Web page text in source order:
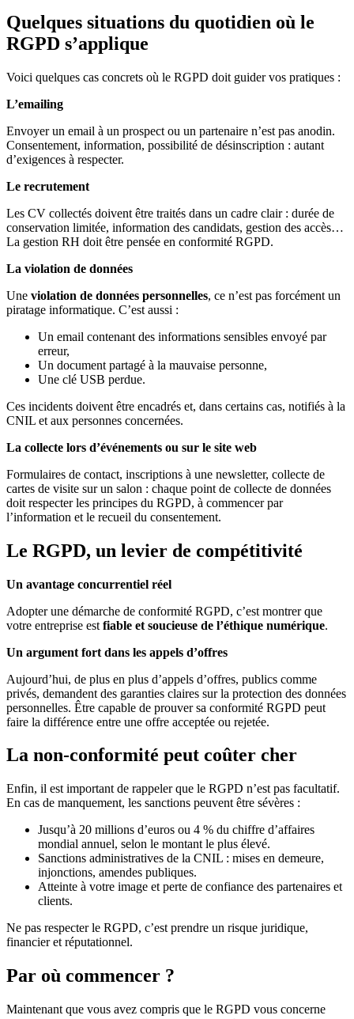
Quelques situations du quotidien où le
RGPD s’applique
Voici quelques cas concrets où le RGPD doit guider vos pratiques :
L’emailing
Envoyer un email à un prospect ou un partenaire n’est pas anodin.
Consentement, information, possibilité de désinscription : autant
d’exigences à respecter.
Le recrutement
Les CV collectés doivent être traités dans un cadre clair : durée de
conservation limitée, information des candidats, gestion des accès…
La gestion RH doit être pensée en conformité RGPD.
La violation de données
Une violation de données personnelles, ce n’est pas forcément un
piratage informatique. C’est aussi :
Un email contenant des informations sensibles envoyé par
erreur,
Un document partagé à la mauvaise personne,
Une clé USB perdue.
Ces incidents doivent être encadrés et, dans certains cas, notifiés à la
CNIL et aux personnes concernées.
La collecte lors d’événements ou sur le site web
Formulaires de contact, inscriptions à une newsletter, collecte de
cartes de visite sur un salon : chaque point de collecte de données
doit respecter les principes du RGPD, à commencer par
l’information et le recueil du consentement.
Le RGPD, un levier de compétitivité
Un avantage concurrentiel réel
Adopter une démarche de conformité RGPD, c’est montrer que
votre entreprise est fiable et soucieuse de l’éthique numérique.
Un argument fort dans les appels d’offres
Aujourd’hui, de plus en plus d’appels d’offres, publics comme
privés, demandent des garanties claires sur la protection des données
personnelles. Être capable de prouver sa conformité RGPD peut
faire la différence entre une offre acceptée ou rejetée.
La non-conformité peut coûter cher
Enfin, il est important de rappeler que le RGPD n’est pas facultatif.
En cas de manquement, les sanctions peuvent être sévères :
Jusqu’à 20 millions d’euros ou 4 % du chiffre d’affaires
mondial annuel, selon le montant le plus élevé.
Sanctions administratives de la CNIL : mises en demeure,
injonctions, amendes publiques.
Atteinte à votre image et perte de confiance des partenaires et
clients.
Ne pas respecter le RGPD, c’est prendre un risque juridique,
financier et réputationnel.
Par où commencer ?
Maintenant que vous avez compris que le RGPD vous concerne